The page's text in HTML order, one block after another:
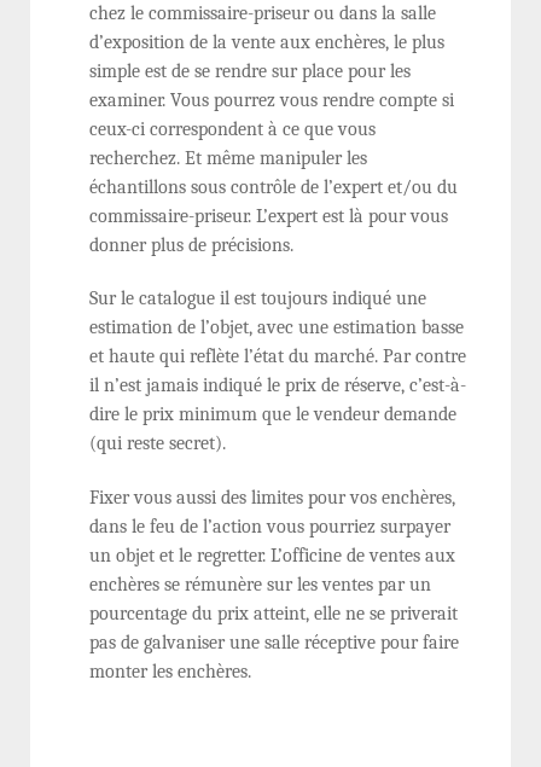
chez le commissaire-priseur ou dans la salle
d’exposition de la vente aux enchères, le plus
simple est de se rendre sur place pour les
examiner. Vous pourrez vous rendre compte si
ceux-ci correspondent à ce que vous
recherchez. Et même manipuler les
échantillons sous contrôle de l’expert et/ou du
commissaire-priseur. L’expert est là pour vous
donner plus de précisions.
Sur le catalogue il est toujours indiqué une
estimation de l’objet, avec une estimation basse
et haute qui reflète l’état du marché. Par contre
il n’est jamais indiqué le prix de réserve, c’est-à-
dire le prix minimum que le vendeur demande
(qui reste secret).
Fixer vous aussi des limites pour vos enchères,
dans le feu de l’action vous pourriez surpayer
un objet et le regretter. L’officine de ventes aux
enchères se rémunère sur les ventes par un
pourcentage du prix atteint, elle ne se priverait
pas de galvaniser une salle réceptive pour faire
monter les enchères.